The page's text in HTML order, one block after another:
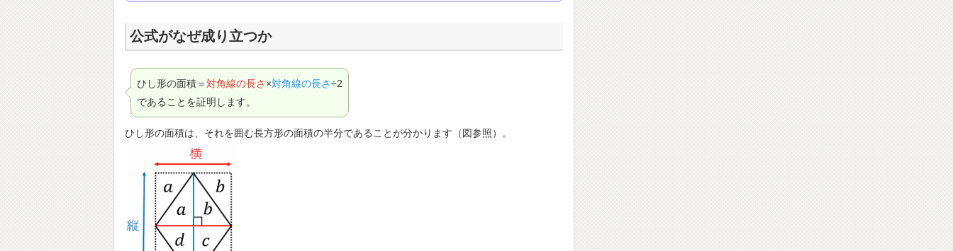
公式がなぜ成り立つか
ひし形の面積＝対角線の長さ ×対角線の長さ÷2
であることを証明します。
ひし形の面積は、それを囲む長方形の面積の半分であることが分かります（図参照）。